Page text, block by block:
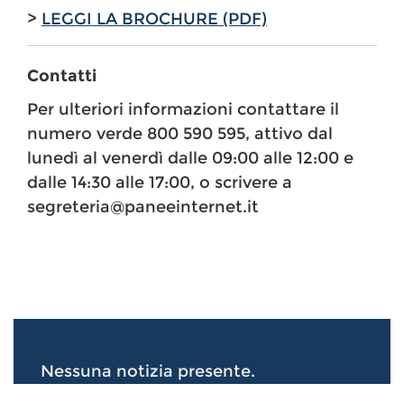
> LEGGI LA BROCHURE (PDF)
Contatti
Per ulteriori informazioni contattare il
numero verde 800 590 595, attivo dal
lunedì al venerdì dalle 09:00 alle 12:00 e
dalle 14:30 alle 17:00, o scrivere a
segreteria@paneeinternet.it
Nessuna notizia presente.